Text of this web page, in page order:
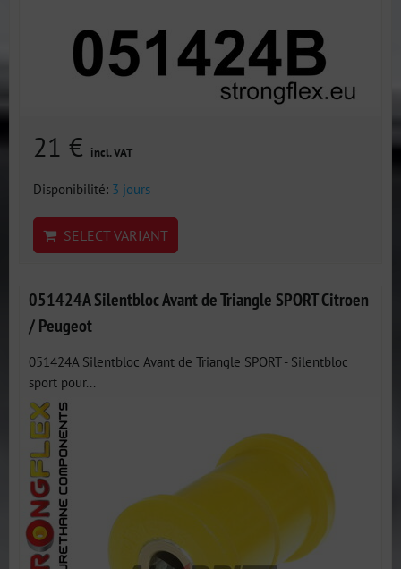
21 € incl. VAT
Disponibilité: 3 jours
SELECT VARIANT
051424A Silentbloc Avant de Triangle SPORT Citroen
/ Peugeot
051424A Silentbloc Avant de Triangle SPORT - Silentbloc
sport pour...